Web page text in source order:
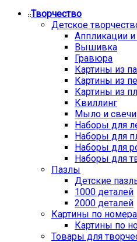
Творчество
Детское
Аппликации
Вышивка
Гравюра
Картины из
Картины из
Картины из
Квиллинг
Мыло и свечи
Наборы для
Наборы для
Наборы для
Наборы для
Пазлы
Детские
1000 деталей
2000 деталей
Картины по
Картины по
Товары для